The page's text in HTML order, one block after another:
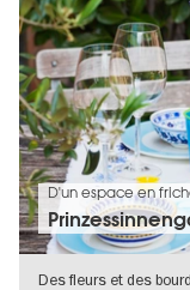
D'un espace en
Des fleurs et des